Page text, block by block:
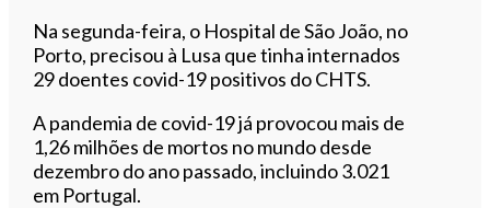
Na segunda-feira, o Hospital de São João, no
Porto, precisou à Lusa que tinha internados
29 doentes covid-19 positivos do CHTS.
A pandemia de covid-19 já provocou mais de
1,26 milhões de mortos no mundo desde
dezembro do ano passado, incluindo 3.021
em Portugal.